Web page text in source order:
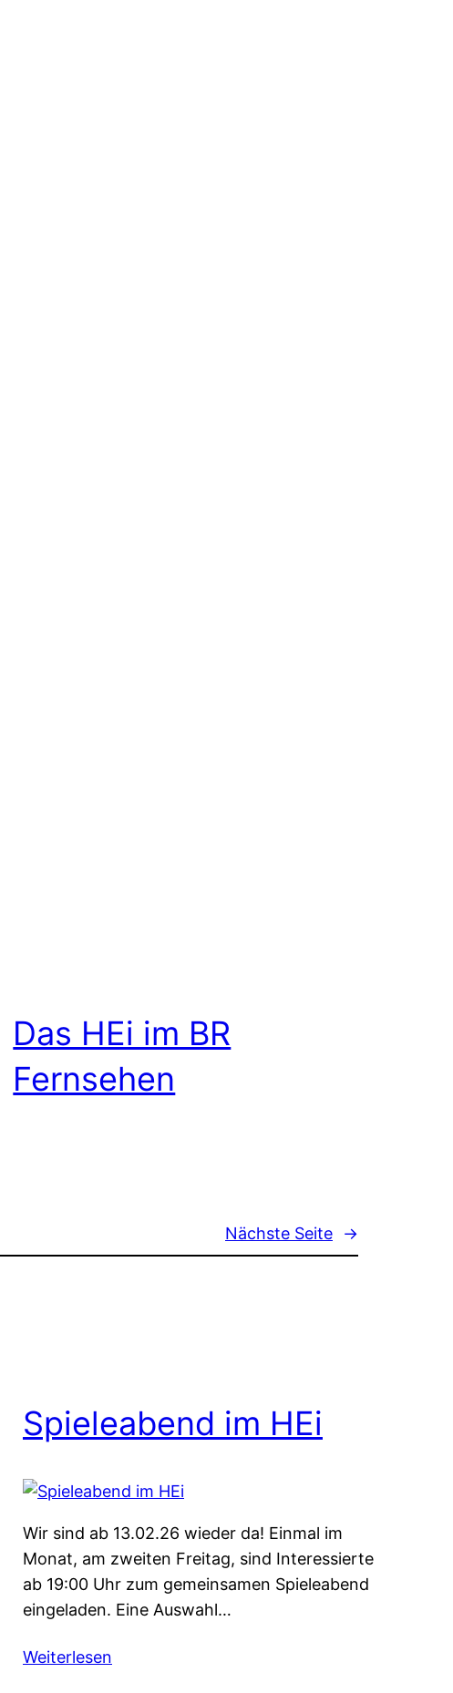
Das HEi im BR
Fernsehen
Nächste Seite →
Spieleabend im HEi
Wir sind ab 13.02.26 wieder da! Einmal im
Monat, am zweiten Freitag, sind Interessierte
ab 19:00 Uhr zum gemeinsamen Spieleabend
eingeladen. Eine Auswahl…
Weiterlesen